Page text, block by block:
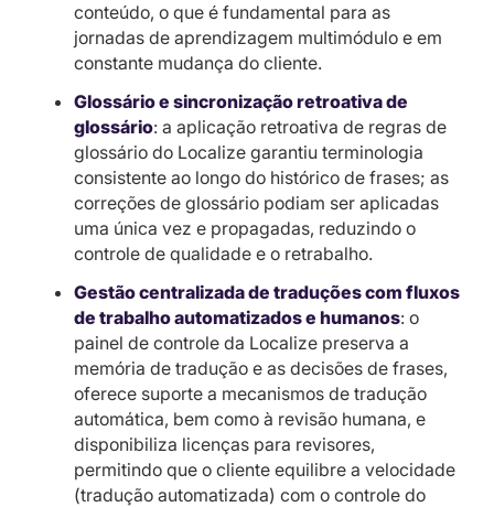
conteúdo, o que é fundamental para as
jornadas de aprendizagem multimódulo e em
constante mudança do cliente.
Glossário e sincronização retroativa de
glossário: a aplicação retroativa de regras de
glossário do Localize garantiu terminologia
consistente ao longo do histórico de frases; as
correções de glossário podiam ser aplicadas
uma única vez e propagadas, reduzindo o
controle de qualidade e o retrabalho.
Gestão centralizada de traduções com fluxos
de trabalho automatizados e humanos: o
painel de controle da Localize preserva a
memória de tradução e as decisões de frases,
oferece suporte a mecanismos de tradução
automática, bem como à revisão humana, e
disponibiliza licenças para revisores,
permitindo que o cliente equilibre a velocidade
(tradução automatizada) com o controle do